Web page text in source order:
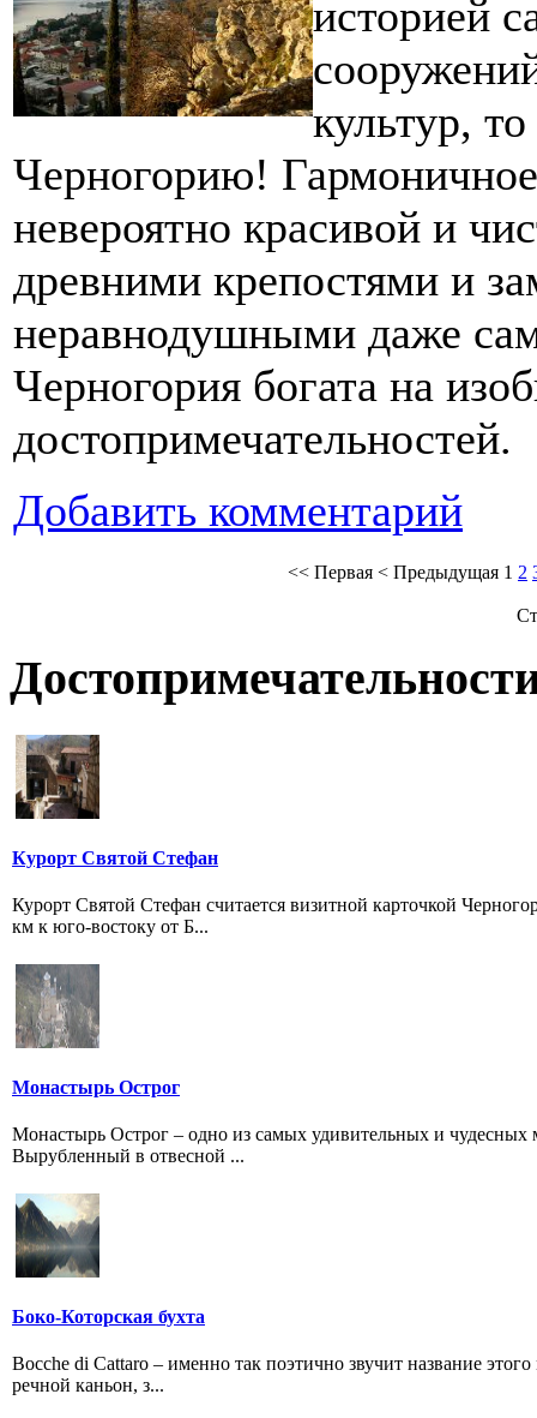
историей
культур,
Черногорию!
невероятно красивой и
древними крепостями и
неравнодушными даже
Черногория богата на
достопримечательностей.
Добавить комментарий
<< Первая < Предыдущая 1 2
Курорт Святой Стефан
Курорт Святой Стефан считается визитной карточкой
км к юго-востоку от Б...
Монастырь Острог
Монастырь Острог – одно из самых удивительных и
Вырубленный в отвесной ...
Боко-Которская бухта
Bocche di Cattaro – именно так поэтично звучит название
речной каньон, з...